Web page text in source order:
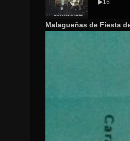
16
Malagueñas de Fiesta